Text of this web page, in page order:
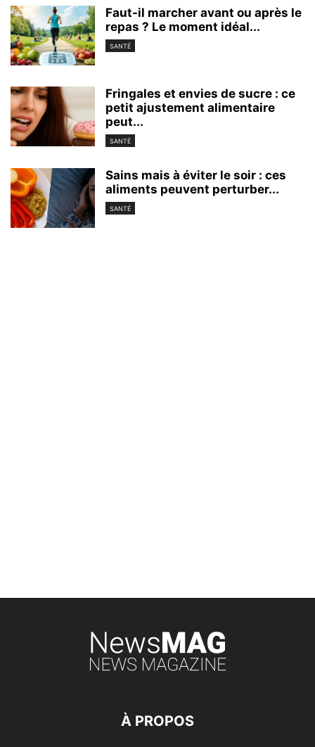
Faut-il marcher avant ou après le
repas ? Le moment idéal...
SANTÉ
Fringales et envies de sucre : ce
petit ajustement alimentaire
peut...
SANTÉ
Sains mais à éviter le soir : ces
aliments peuvent perturber...
SANTÉ
À PROPOS